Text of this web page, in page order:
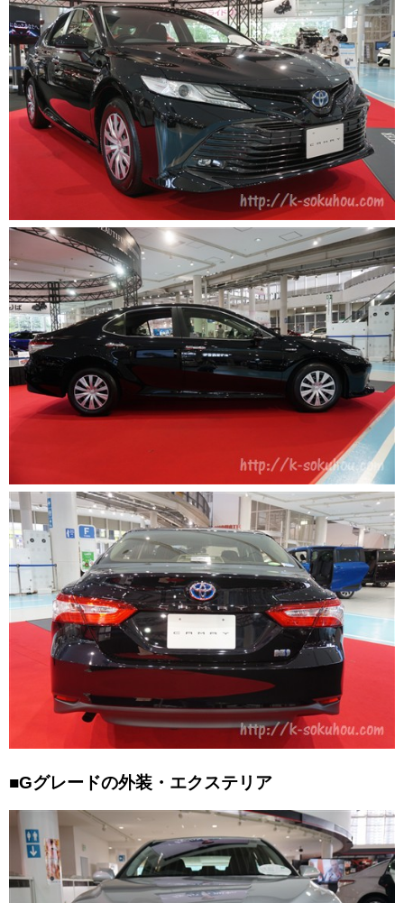
■Gグレードの外装・エクステリア